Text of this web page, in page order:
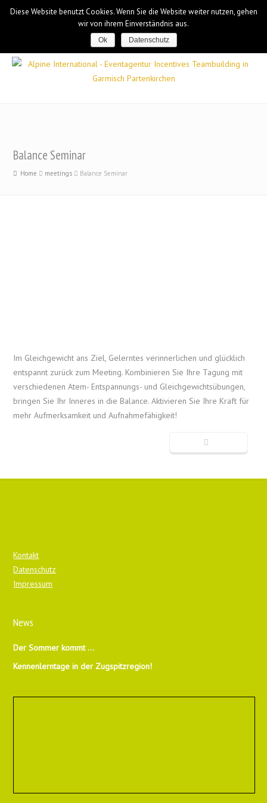
Balance Seminar
Home meetings Balance Seminar
Im Gleichgewicht ans Ziel, Gelerntes verinnerlichen und glücklich
entspannt zurück zum Meeting. Kombinieren Sie Ihre Tagung mit
verschiedenen Atem- Entspannungs- und Gleichgewichtsübungen,
bringen Sie Ihr Inneres in die Balance. Aktivieren Sie Ihre Kraft für
mehr Aufmerksamkeit und Aufnahmefähigkeit!
Kontakt
Datenschutz
Impressum
News
Der Sommer kommt …
Kennenlerntage in der Zugspitzregion!
Diese Website benutzt Cookies. Wenn Sie die Website weiter nutzen, gehen
wir von ihrem Einverständnis aus.
Ok Datenschutz